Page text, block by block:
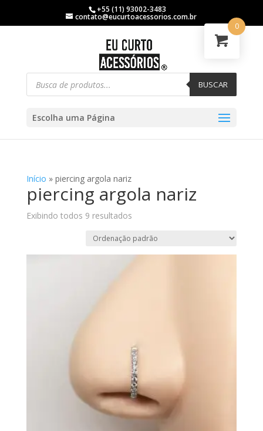
+55 (11) 93002-3483
contato@eucurtoacessorios.com.br
BUSCAR
Escolha uma Página
Início » piercing argola nariz
piercing argola nariz
Exibindo todos 9 resultados
0